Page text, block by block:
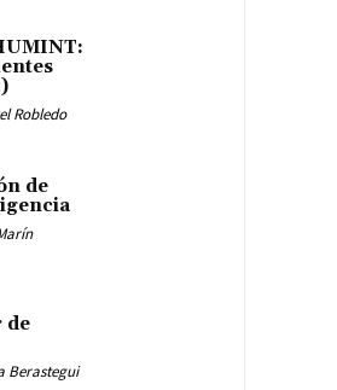
Robledo
de
de
Berastegui